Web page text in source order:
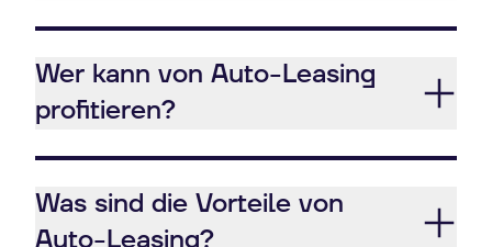
Wer kann von Auto-Leasing
profitieren?
Was sind die Vorteile von